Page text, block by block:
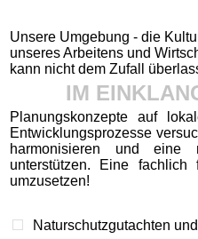
Unsere Umgebung - die
unseres Arbeitens und
kann nicht dem Zufall
IM EINKLANG
Planungskonzepte auf
Entwicklungsprozesse
harmonisieren und eine
unterstützen. Eine
umzusetzen!
Naturschutzgutachten